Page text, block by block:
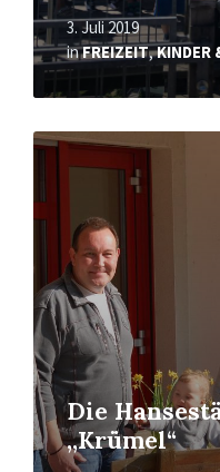
3. Juli 2019
inFREIZEIT,KINDER
Die
,,Krümel“
Mehr
erfahren